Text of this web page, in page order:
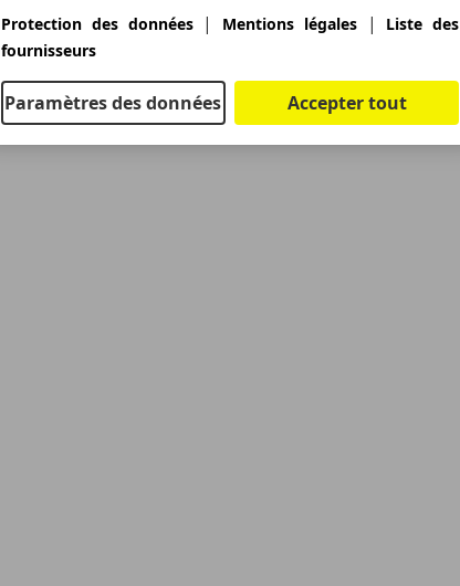
Protection des données| Mentions légales|
Liste des
fournisseurs
Paramètres des données Accepter tout